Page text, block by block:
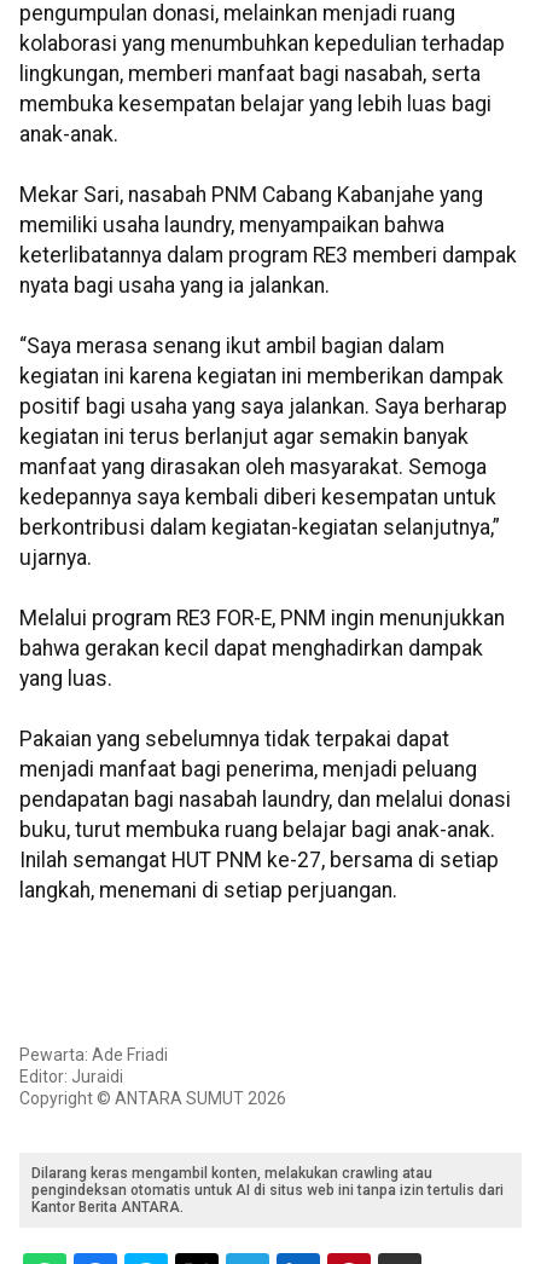
pengumpulan donasi, melainkan menjadi ruang
kolaborasi yang menumbuhkan kepedulian terhadap
lingkungan, memberi manfaat bagi nasabah, serta
membuka kesempatan belajar yang lebih luas bagi
anak-anak.
Mekar Sari, nasabah PNM Cabang Kabanjahe yang
memiliki usaha laundry, menyampaikan bahwa
keterlibatannya dalam program RE3 memberi dampak
nyata bagi usaha yang ia jalankan.
“Saya merasa senang ikut ambil bagian dalam
kegiatan ini karena kegiatan ini memberikan dampak
positif bagi usaha yang saya jalankan. Saya berharap
kegiatan ini terus berlanjut agar semakin banyak
manfaat yang dirasakan oleh masyarakat. Semoga
kedepannya saya kembali diberi kesempatan untuk
berkontribusi dalam kegiatan-kegiatan selanjutnya,”
ujarnya.
Melalui program RE3 FOR-E, PNM ingin menunjukkan
bahwa gerakan kecil dapat menghadirkan dampak
yang luas.
Pakaian yang sebelumnya tidak terpakai dapat
menjadi manfaat bagi penerima, menjadi peluang
pendapatan bagi nasabah laundry, dan melalui donasi
buku, turut membuka ruang belajar bagi anak-anak.
Inilah semangat HUT PNM ke-27, bersama di setiap
langkah, menemani di setiap perjuangan.
Pewarta: Ade Friadi
Editor: Juraidi
Copyright © ANTARA SUMUT 2026
Dilarang keras mengambil konten, melakukan crawling atau
pengindeksan otomatis untuk AI di situs web ini tanpa izin tertulis dari
Kantor Berita ANTARA.